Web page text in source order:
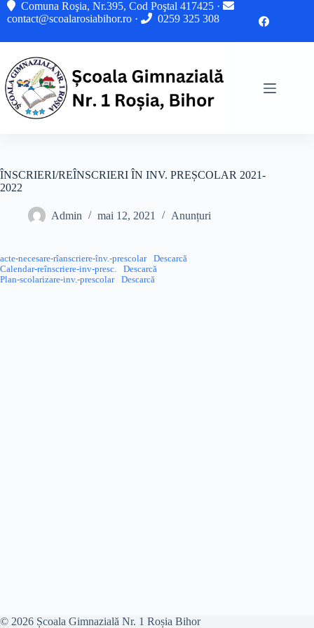
Sari Comuna Roşia, Nr.395, Cod Poştal 417425 ·
contact@scoalarosiabihor.ro · 0259 325 308
ÎNSCRIERI/REÎNSCRIERI ÎN INV. PREȘCOLAR 2021-
2022
Admin mai 12, 2021 Anunțuri
acte-necesare-rîanscriere-înv.-prescolar
Descarcă
Calendar-reînscriere-inv-presc.
Descarcă
Plan-scolarizare-inv.-prescolar
Descarcă
© 2026 Școala Gimnazială Nr. 1 Roșia Bihor